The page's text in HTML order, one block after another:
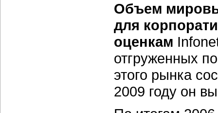
Объем
для
оценкам
отгруженных
этого рынка
2009 году он